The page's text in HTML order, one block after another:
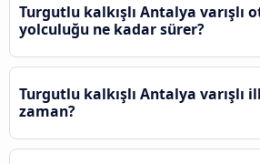
Turgutlu kalkışlı Antalya varışlı
yolculuğu ne kadar sürer?
Turgutlu kalkışlı Antalya varışlı
zaman?